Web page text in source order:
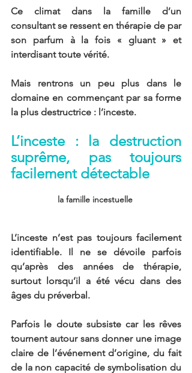
Ce climat dans la famille d’un
consultant se ressent en thérapie de par
son parfum à la fois « gluant » et
interdisant toute vérité.
Mais rentrons un peu plus dans le
domaine en commençant par sa forme
la plus destructrice : l’inceste.
L’inceste : la destruction
suprême, pas toujours
facilement détectable
la famille incestuelle
L’inceste n’est pas toujours facilement
identifiable. Il ne se dévoile parfois
qu’après des années de thérapie,
surtout lorsqu’il a été vécu dans des
âges du préverbal.
Parfois le doute subsiste car les rêves
tournent autour sans donner une image
claire de l’événement d’origine, du fait
de la non capacité de symbolisation du